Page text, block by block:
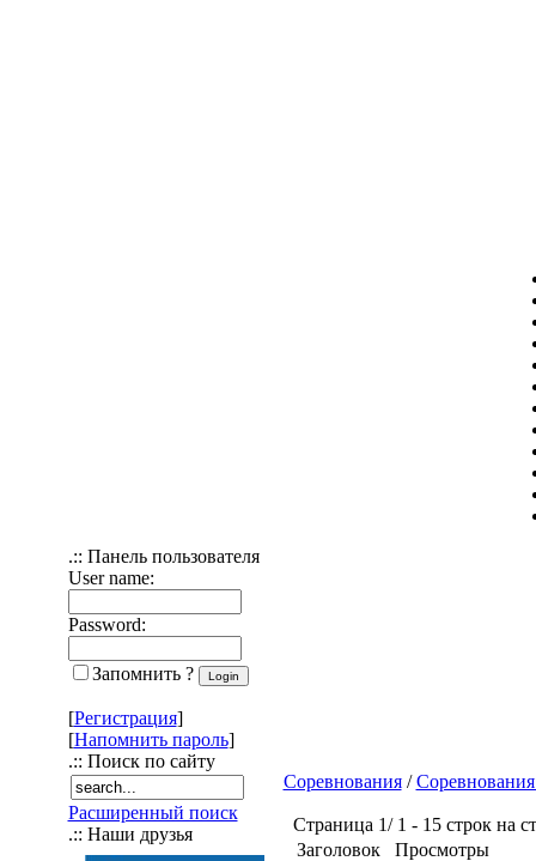
.:: Панель пользователя
User name:
Password:
Запомнить ?
[Регистрация]
[Напомнить пароль]
.:: Поиск по сайту
Расширенный поиск
.:: Наши друзья
Соревнования/
Страница 1/ 1 - 15 строк на
Заголовок
Просмотры